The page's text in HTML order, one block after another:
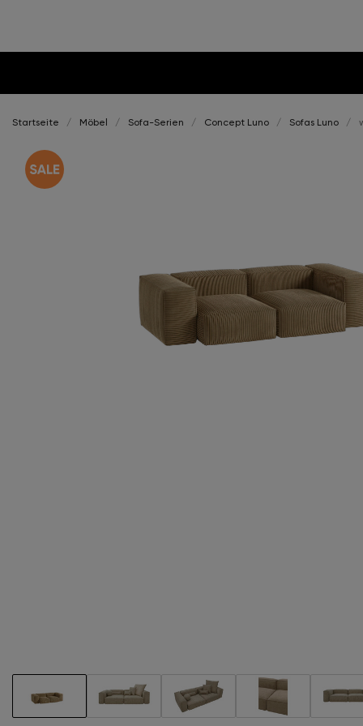
Startseite Möbel Sofa-Serien Concept Luno Sofas Luno